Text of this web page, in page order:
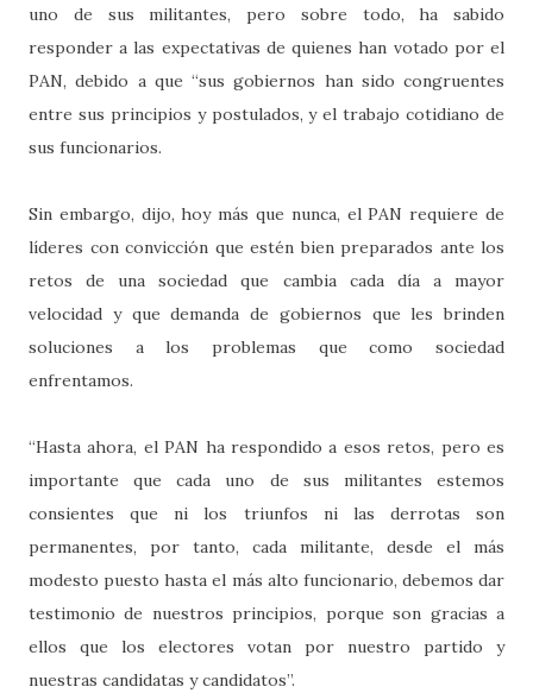
uno de sus militantes, pero sobre todo, ha sabido
responder a las expectativas de quienes han votado por el
PAN, debido a que “sus gobiernos han sido congruentes
entre sus principios y postulados, y el trabajo cotidiano de
sus funcionarios.
Sin embargo, dijo, hoy más que nunca, el PAN requiere de
líderes con convicción que estén bien preparados ante los
retos de una sociedad que cambia cada día a mayor
velocidad y que demanda de gobiernos que les brinden
soluciones a los problemas que como sociedad
enfrentamos.
“Hasta ahora, el PAN ha respondido a esos retos, pero es
importante que cada uno de sus militantes estemos
consientes que ni los triunfos ni las derrotas son
permanentes, por tanto, cada militante, desde el más
modesto puesto hasta el más alto funcionario, debemos dar
testimonio de nuestros principios, porque son gracias a
ellos que los electores votan por nuestro partido y
nuestras candidatas y candidatos”.